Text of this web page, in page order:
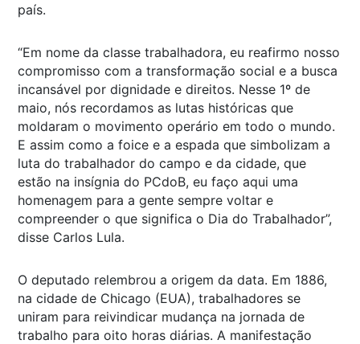
país.
“Em nome da classe trabalhadora, eu reafirmo nosso
compromisso com a transformação social e a busca
incansável por dignidade e direitos. Nesse 1º de
maio, nós recordamos as lutas históricas que
moldaram o movimento operário em todo o mundo.
E assim como a foice e a espada que simbolizam a
luta do trabalhador do campo e da cidade, que
estão na insígnia do PCdoB, eu faço aqui uma
homenagem para a gente sempre voltar e
compreender o que significa o Dia do Trabalhador”,
disse Carlos Lula.
O deputado relembrou a origem da data. Em 1886,
na cidade de Chicago (EUA), trabalhadores se
uniram para reivindicar mudança na jornada de
trabalho para oito horas diárias. A manifestação